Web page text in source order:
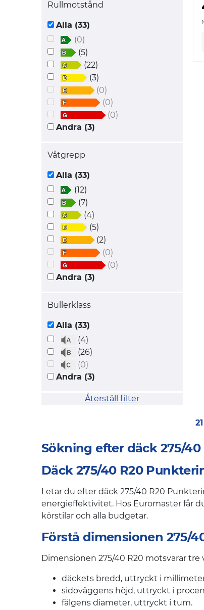
Rullmotstånd
Alla (33)
(0)
(5)
(22)
(3)
(0)
(0)
(0)
Andra (3)
Våtgrepp
Alla (33)
(12)
(7)
(4)
(5)
(2)
(0)
(0)
Andra (3)
Bullerklass
Alla (33)
(4)
(26)
(0)
Andra (3)
Återställ filter
Sökning efter däck 275/
Däck 275/40 R20
Letar du efter däck 275/40 R20
energieffektivitet. Hos Euromaster får
körstilar och alla budgetar.
Förstå dimensionen 275/
Dimensionen 275/40 R20 motsvarar
däckets bredd, uttryckt i
sidoväggens höjd, uttryckt i
fälgens diameter, uttryckt i tum.